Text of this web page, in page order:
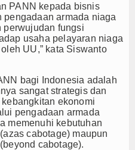
PANN kepada bisnis
armada niaga
perwujudan fungsi
usaha pelayaran niaga
UU,” kata Siswanto
bagi Indonesia adalah
sangat strategis dan
ekonomi
pengadaan armada
memenuhi kebutuhan
cabotage) maupun
cabotage).